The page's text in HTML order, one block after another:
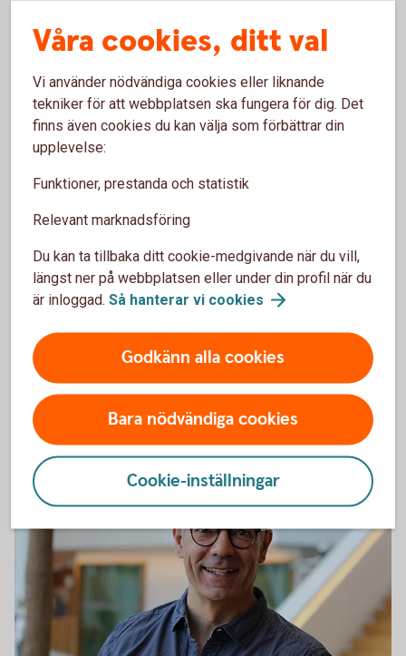
Tidigare rapporter
Temarapport
Köp av nyproducerad bostadsrätt (pdf)
Tidigare temarapporter
Våra cookies, ditt val
Vi använder nödvändiga cookies eller liknande
tekniker för att webbplatsen ska fungera för dig. Det
finns även cookies du kan välja som förbättrar din
upplevelse:
Funktioner, prestanda och statistik
Relevant marknadsföring
Du kan ta tillbaka ditt cookie-medgivande när du vill,
längst ner på webbplatsen eller under din profil när du
är inloggad. Så hanterar vi cookies
Godkänn alla cookies
Bara nödvändiga cookies
Cookie-inställningar